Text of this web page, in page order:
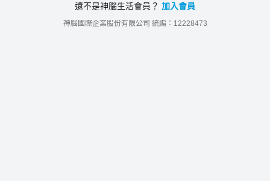
還不是神腦生活會員？ 加入會員
神腦國際企業股份有限公司 統編：12228473